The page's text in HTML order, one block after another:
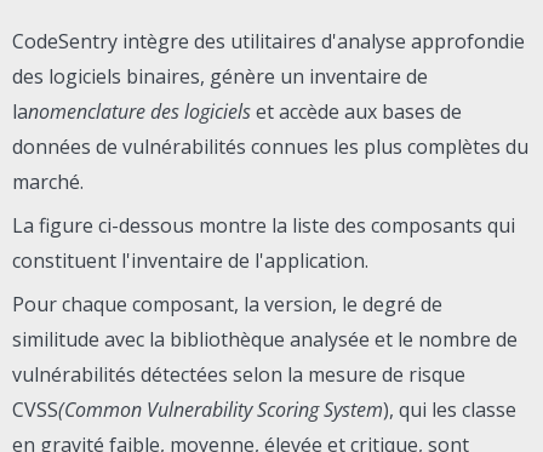
CodeSentry intègre des utilitaires d'analyse approfondie
des logiciels binaires, génère un inventaire de
lanomenclature des logicielset accède aux bases de
données de vulnérabilités connues les plus complètes du
marché.
La figure ci-dessous montre la liste des composants qui
constituent l'inventaire de l'application.
Pour chaque composant, la version, le degré de
similitude avec la bibliothèque analysée et le nombre de
vulnérabilités détectées selon la mesure de risque
CVSS(Common Vulnerability Scoring System), qui les classe
en gravité faible, moyenne, élevée et critique, sont